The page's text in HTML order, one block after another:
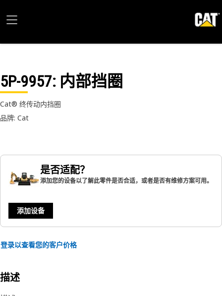
5P-9957: 内部挡圈
Cat® 终传动内挡圈
品牌: Cat
是否适配？
添加您的设备以了解此零件是否合适，或者是否有维修方案可用。
添加设备
登录以查看您的客户价格
描述